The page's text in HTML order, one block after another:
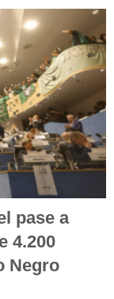
pase a
4.200
Negro